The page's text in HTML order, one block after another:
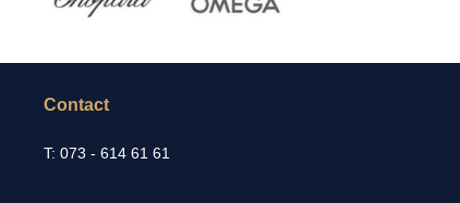
Contact
T: 073 - 614 61 61